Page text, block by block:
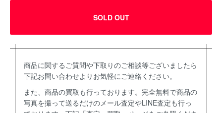
SOLD OUT
商品に関するご質問や下取りのご相談等ございましたら
下記お問い合わせよりお気軽にご連絡ください。
また、商品の買取も行っております。完全無料で商品の
写真を撮って送るだけのメール査定やLINE査定も行っ